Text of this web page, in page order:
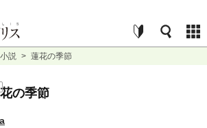
説 > 蓮花の季節
の季節